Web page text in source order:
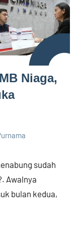
Niaga,
sudah
Awalnya
bulan kedua,